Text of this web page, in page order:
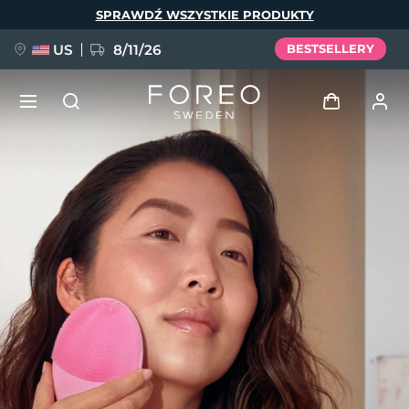
SPRAWDŹ WSZYSTKIE PRODUKTY
US 8/11/26 BESTSELLERY
Profil użytkownika
Moje urządzenia
Moje zamówienia
Moje adresy
Moje subskrypcje
NOWOŚĆ
FAQ™ Pure Beauty-Tech Elixir
BREAKING NEWS
issa™ Teeth Whitening Set
Język
English Deutsch
Español
Français
Italiano
Português
Polski
Svenska
Русский
Türkçe
简体中文 繁體中文